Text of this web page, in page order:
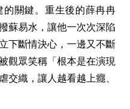
關鍵。重生後的薛冉冉
蘇易水，讓他一次次深陷
下斷情決心，一邊又不斷
觀眾笑稱「根本是在演現
交織，讓人越看越上癮、